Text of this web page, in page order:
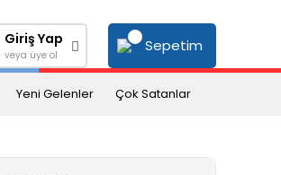
Giriş Yap
veya üye ol
Sepetim
Yeni Gelenler Çok Satanlar